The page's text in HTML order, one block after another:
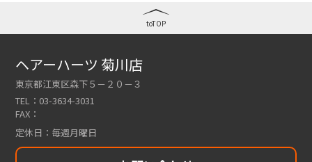
toTOP
ヘアーハーツ 菊川店
東京都江東区森下５－２０－３
TEL： 03-3634-3031
FAX：
定休日： 毎週月曜日